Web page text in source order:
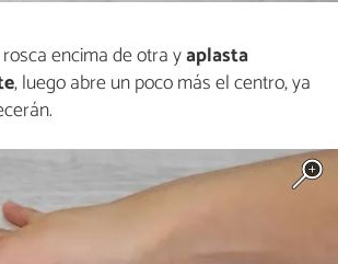
encima de otra yaplasta
, luego abre un poco más el centro, ya